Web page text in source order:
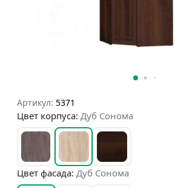
Артикул: 5371
Цвет корпуса: Дуб Сонома
Цвет фасада: Дуб Сонома